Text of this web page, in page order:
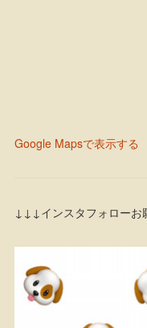
Google Mapsで表示する
↓↓↓インスタフォローお